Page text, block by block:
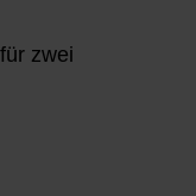
zwei